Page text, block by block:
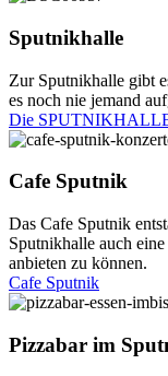
Sputnikhalle
Zur Sputnikhalle gibt
es noch nie jemand
Die
Cafe Sputnik
Das Cafe Sputnik
Sputnikhalle auch
anbieten zu können.
Cafe Sputnik
Pizzabar im